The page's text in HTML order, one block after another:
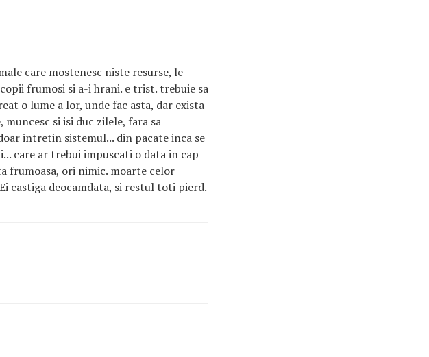
care mostenesc niste resurse, le
frumosi si a-i hrani. e trist. trebuie sa
o lume a lor, unde fac asta, dar exista
si isi duc zilele, fara sa
intretin sistemul... din pacate inca se
care ar trebui impuscati o data in cap
frumoasa, ori nimic. moarte celor
castiga deocamdata, si restul toti pierd.